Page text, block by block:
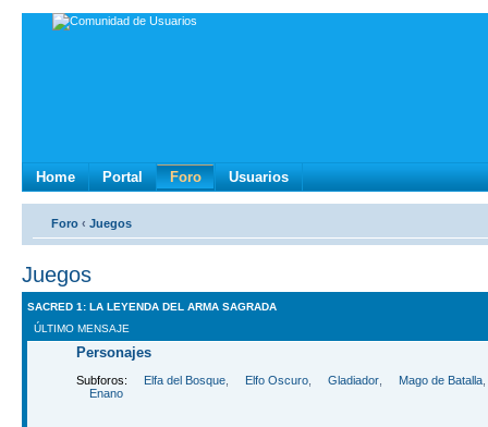
Home Portal Foro Usuarios
Foro ‹ Juegos
Juegos
SACRED 1: LA LEYENDA DEL ARMA SAGRADA
ÚLTIMO MENSAJE
Personajes
Subforos: Elfa del Bosque Elfo Oscuro Gladiador Mago de Batalla
Enano